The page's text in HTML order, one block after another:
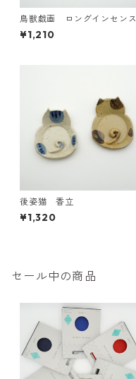
鳥獣戯画 ロングインセンス
¥1,210
後姿猫 香立
¥1,320
セール中の商品